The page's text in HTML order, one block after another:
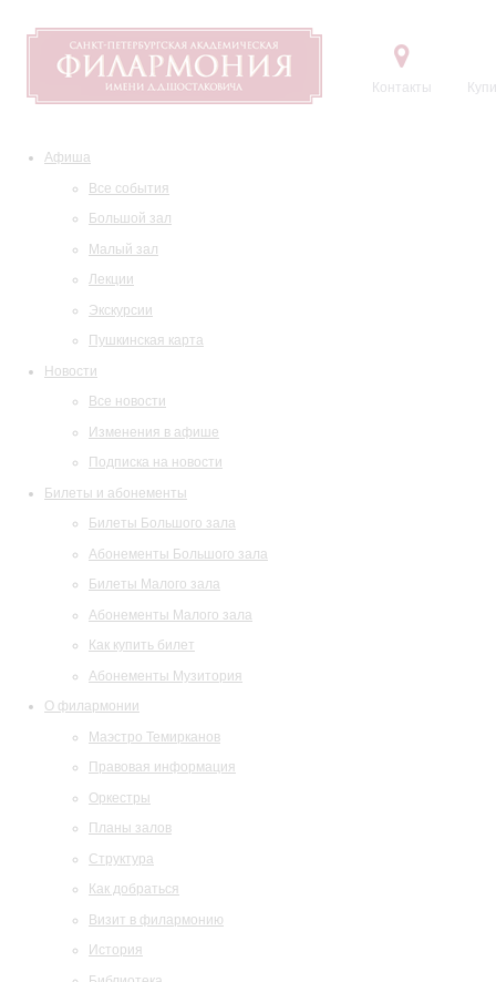
Контакты
Афиша
Все события
Большой зал
Малый зал
Лекции
Экскурсии
Пушкинская карта
Новости
Все новости
Изменения в афише
Подписка на новости
Билеты и абонементы
Билеты Большого зала
Абонементы Большого зала
Билеты Малого зала
Абонементы Малого зала
Как купить билет
Абонементы Музитория
О филармонии
Маэстро Темирканов
Правовая информация
Оркестры
Планы залов
Структура
Как добраться
Визит в филармонию
История